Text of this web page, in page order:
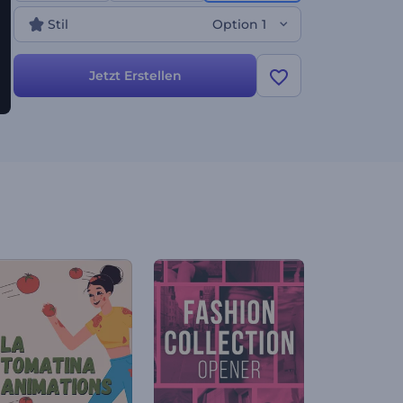
Mitarbeiters auf eine besondere Art und Weise.
Testen Sie diese Vorlage jetzt!
Stil Option 1
Jetzt Erstellen